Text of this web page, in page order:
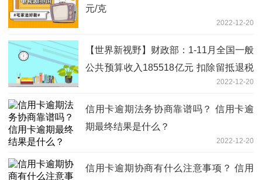
元/克
2022-12-20
【世界新视野】财政部：1-11月全国一般
公共预算收入185518亿元 扣除留抵退税
2022-12-20
信用卡逾期法务协商靠谱吗？ 信用卡逾
期最终结果是什么？
2022-12-20
信用卡逾期协商有什么注意事项？ 信用